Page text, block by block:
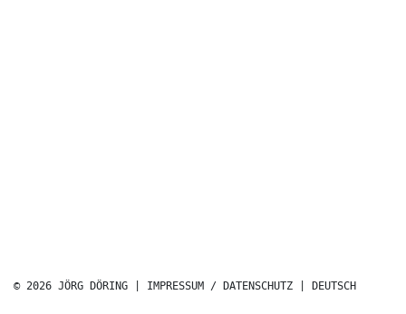
© 2026 JÖRG DÖRING | IMPRESSUM / DATENSCHUTZ DEUTSCH